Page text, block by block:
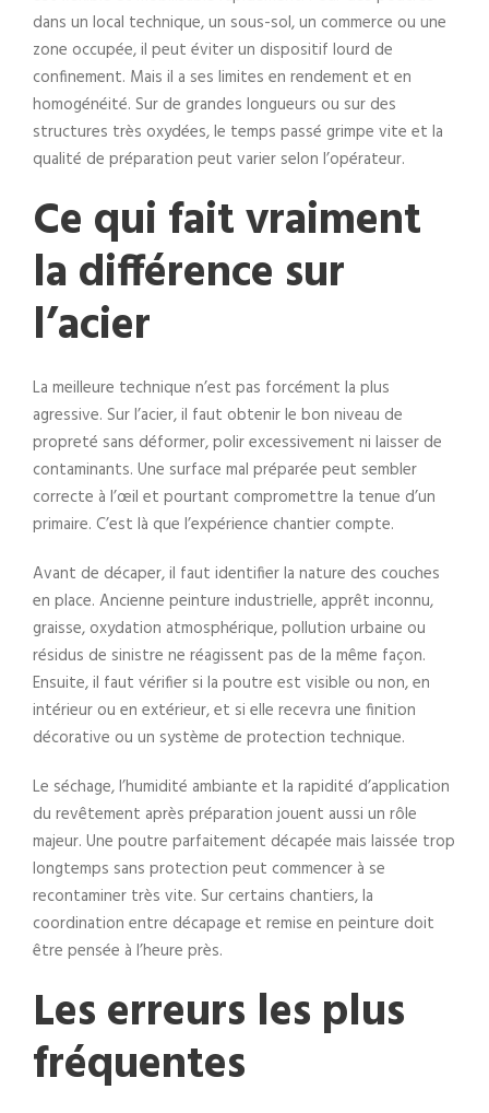
dans un local technique, un sous-sol, un commerce ou une
zone occupée, il peut éviter un dispositif lourd de
confinement. Mais il a ses limites en rendement et en
homogénéité. Sur de grandes longueurs ou sur des
structures très oxydées, le temps passé grimpe vite et la
qualité de préparation peut varier selon l’opérateur.
Ce qui fait vraiment
la différence sur
l’acier
La meilleure technique n’est pas forcément la plus
agressive. Sur l’acier, il faut obtenir le bon niveau de
propreté sans déformer, polir excessivement ni laisser de
contaminants. Une surface mal préparée peut sembler
correcte à l’œil et pourtant compromettre la tenue d’un
primaire. C’est là que l’expérience chantier compte.
Avant de décaper, il faut identifier la nature des couches
en place. Ancienne peinture industrielle, apprêt inconnu,
graisse, oxydation atmosphérique, pollution urbaine ou
résidus de sinistre ne réagissent pas de la même façon.
Ensuite, il faut vérifier si la poutre est visible ou non, en
intérieur ou en extérieur, et si elle recevra une finition
décorative ou un système de protection technique.
Le séchage, l’humidité ambiante et la rapidité d’application
du revêtement après préparation jouent aussi un rôle
majeur. Une poutre parfaitement décapée mais laissée trop
longtemps sans protection peut commencer à se
recontaminer très vite. Sur certains chantiers, la
coordination entre décapage et remise en peinture doit
être pensée à l’heure près.
Les erreurs les plus
fréquentes